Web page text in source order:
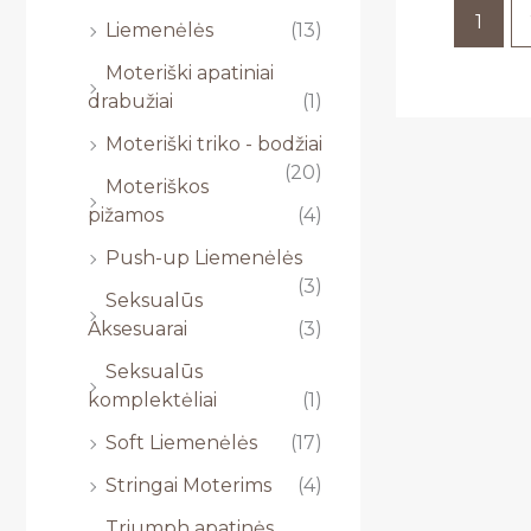
Liemenėlės
(13)
Moteriški apatiniai
drabužiai
(1)
Moteriški triko - bodžiai
(20)
Moteriškos
pižamos
(4)
Push-up Liemenėlės
(3)
Seksualūs
Aksesuarai
(3)
Seksualūs
komplektėliai
(1)
Soft Liemenėlės
(17)
Stringai Moterims
(4)
1